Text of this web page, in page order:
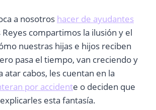
a nosotros hacer de ayudantes
Reyes compartimos la ilusión y el
nuestras hijas e hijos reciben
pasa el tiempo, van creciendo y
atar cabos, les cuentan en la
por accidente o deciden que
esta fantasía.